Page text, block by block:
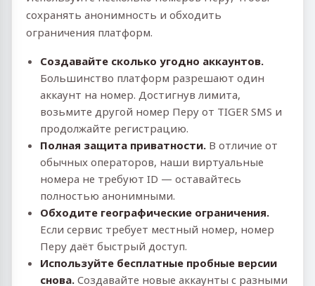
сохранять анонимность и обходить
ограничения платформ.
Создавайте сколько угодно аккаунтов.
Большинство платформ разрешают один
аккаунт на номер. Достигнув лимита,
возьмите другой номер Перу от TIGER SMS и
продолжайте регистрацию.
Полная защита приватности. В отличие от
обычных операторов, наши виртуальные
номера не требуют ID — оставайтесь
полностью анонимными.
Обходите географические ограничения.
Если сервис требует местный номер, номер
Перу даёт быстрый доступ.
Используйте бесплатные пробные версии
снова. Создавайте новые аккаунты с разными